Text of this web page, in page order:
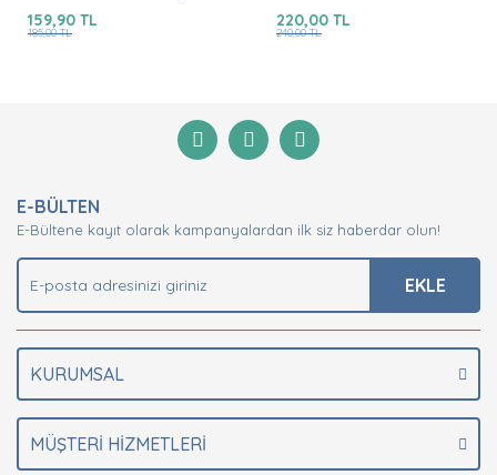
159,90 TL
185,00 TL
220,00 TL
240,00 TL
E-BÜLTEN
E-Bültene kayıt olarak kampanyalardan ilk siz haberdar olun!
EKLE
KURUMSAL
MÜŞTERİ HİZMETLERİ